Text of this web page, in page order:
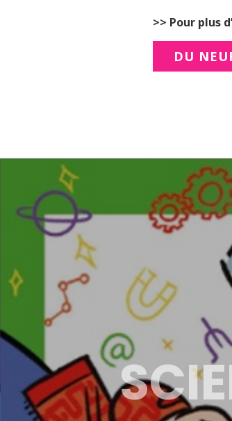
>> Pour plus
DU